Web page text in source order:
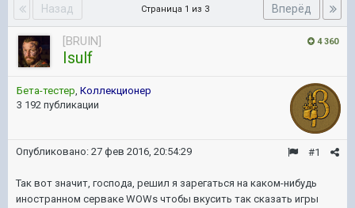
Назад Вперёд
Страница 1 из 3
4 360
[BRUIN]
Isulf
Бета-тестер, Коллекционер
3 192 публикации
#1
Опубликовано: 27 фев 2016, 20:54:29
Так вот значит, господа, решил я зарегаться на каком-нибудь
иностранном серваке WOWs чтобы вкусить так сказать игры